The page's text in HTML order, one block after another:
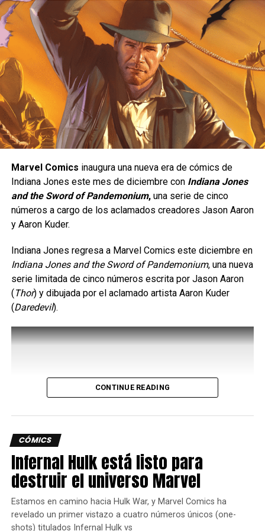
detective in Gotham. I AM
TIM DRAKE See you
SEASON 3 FANDOM LOVEEEE
@DCTitans @Variety
pic.twitter.com/rrWlKtHpm
l
— lycurgo (@jaylycurgo)January 28, 2021
Robin más inteligente o el Robin detective y el tercer
personaje en asumir la identidad del sidekick de Batman;
en lo personal, creo que el actor sí tiene el porte de Tim
de un joven inteligente, analítico y siempre dispuesto a
hacer el bien ¿a ustedes les agrada? La tercera temporada
comments
RELATED TOPICS: DC DC COMICS
HBO MAX
JAY LYCURGO
ROBIN TIM DRAKE TITANS
digitales como parte de Warner en Casa
Netflix prepara un “anime” de “Tomb Raider”
Yosimar Astivia
Marvel Comics inaugura una nueva era de cómics de
Indiana Jones este mes de diciembre con Indiana Jones
and the Sword of Pandemonium,una serie de cinco
números a cargo de los aclamados creadores Jason Aaron
y Aaron Kuder.
Indiana Jones regresa a Marvel Comics este diciembre en
Indiana Jones and the Sword of Pandemonium, una nueva
serie limitada de cinco números escrita por Jason Aaron
(Thor) y dibujada por el aclamado artista Aaron Kuder
(Daredevil).
CONTINUE READING
CÓMICS
Infernal Hulk está listo para
destruir el universo Marvel
Estamos en camino hacia Hulk War, y Marvel Comics ha
revelado un primer vistazo a cuatro números únicos (one-
shots) titulados Infernal Hulk vs